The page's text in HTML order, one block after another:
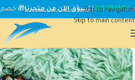
Skip to navigation
Skip to main content
DOLPHIN10
|تسوّق الآن من متجرنا🎁 خصم 10% للطلبات فوق 50,000 د.ع | استخدم الكود: